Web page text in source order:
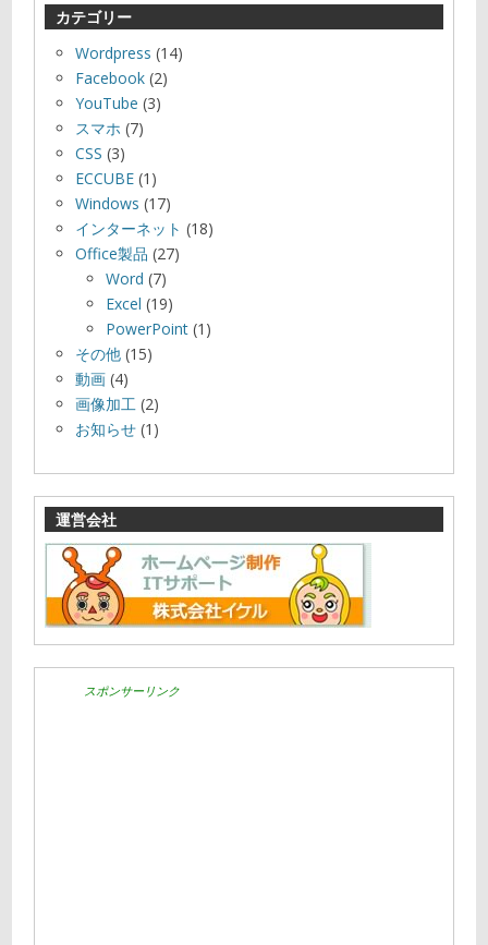
カテゴリー
Wordpress (14)
Facebook (2)
YouTube (3)
スマホ (7)
CSS (3)
ECCUBE (1)
Windows (17)
インターネット (18)
Office製品 (27)
Word (7)
Excel (19)
PowerPoint (1)
その他 (15)
動画 (4)
画像加工 (2)
お知らせ (1)
運営会社